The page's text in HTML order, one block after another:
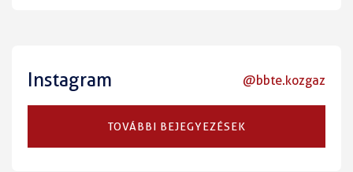
Instagram @bbte.kozgaz
TOVÁBBI BEJEGYEZÉSEK